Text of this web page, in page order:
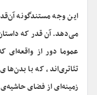
این وجه مستندگونه
می‌دهد. آن قدر که
عموما دور از واقعه‌ای
تئاتری‌اند، که با
زمینه‌ای از فضای